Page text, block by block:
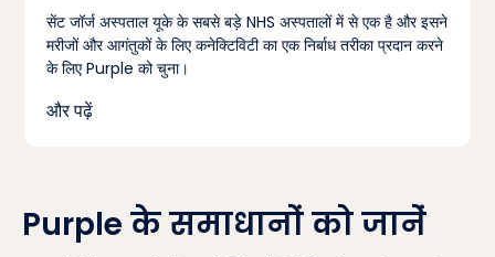
सेंट जॉर्ज अस्पताल यूके के सबसे बड़े NHS अस्पतालों में से एक है और इसने
मरीजों और आगंतुकों के लिए कनेक्टिविटी का एक निर्बाध तरीका प्रदान करने
के लिए Purple को चुना।
और पढ़ें
Purple के समाधानों को जानें